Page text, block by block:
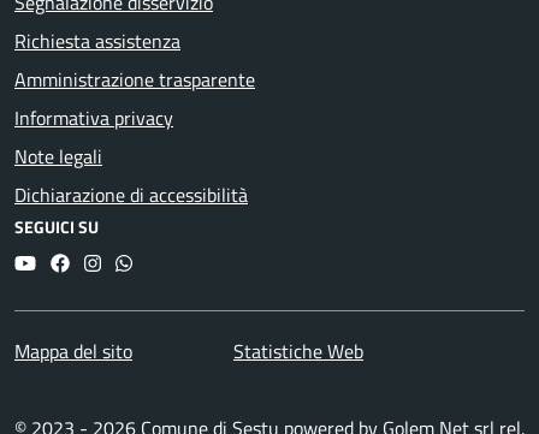
Richiesta assistenza
Amministrazione trasparente
Informativa privacy
Note legali
Dichiarazione di accessibilità
SEGUICI SU
YouTubeFacebookInstagram
Whatsapp
Mappa del sito Statistiche Web
© 2023 - 2026 Comune di Sestu powered by Golem Net srl rel.